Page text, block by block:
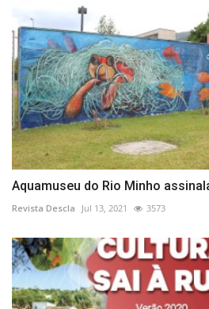
Aquamuseu do Rio Minho
Revista Descla Jul 13, 2021 3573